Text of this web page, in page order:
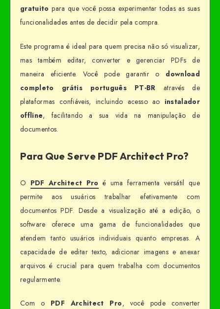
gratuito para que você possa experimentar todas as suas
funcionalidades antes de decidir pela compra.
Este programa é ideal para quem precisa não só visualizar,
mas também editar, converter e gerenciar PDFs de
maneira eficiente. Você pode garantir o download
completo grátis português PT-BR através de
plataformas confiáveis, incluindo acesso ao instalador
offline, facilitando a sua vida na manipulação de
documentos.
Para Que Serve PDF Architect Pro?
O PDF Architect Pro é uma ferramenta versátil que
permite aos usuários trabalhar efetivamente com
documentos PDF. Desde a visualização até a edição, o
software oferece uma gama de funcionalidades que
atendem tanto usuários individuais quanto empresas. A
capacidade de editar texto, adicionar imagens e anexar
arquivos é crucial para quem trabalha com documentos
regularmente.
Com o PDF Architect Pro, você pode converter